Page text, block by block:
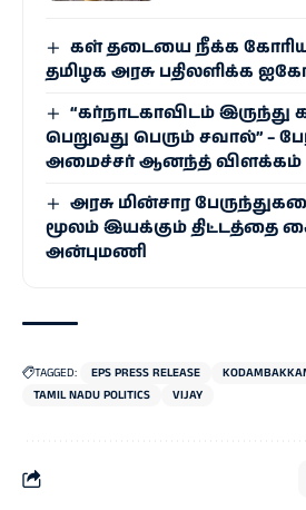
கள் தடையை நீக்க
தமிழக அரசு பதிலளிக்க
“கர்நாடகாவிடம் இருந்து
பெறுவது பெரும் சவால்” –
அமைச்சர் ஆனந்த் விளக்கம்
அரசு மின்சார
மூலம் இயக்கும் திட்டத்தை
அன்புமணி
TAGGED: EPS PRESS RELEASE
TAMIL NADU POLITICS
VIJAY